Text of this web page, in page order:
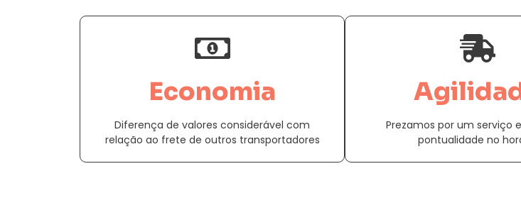
Economia
Diferença de valores considerável com
relação ao frete de outros transportadores
Prezamos por um serviço
pontualidade no